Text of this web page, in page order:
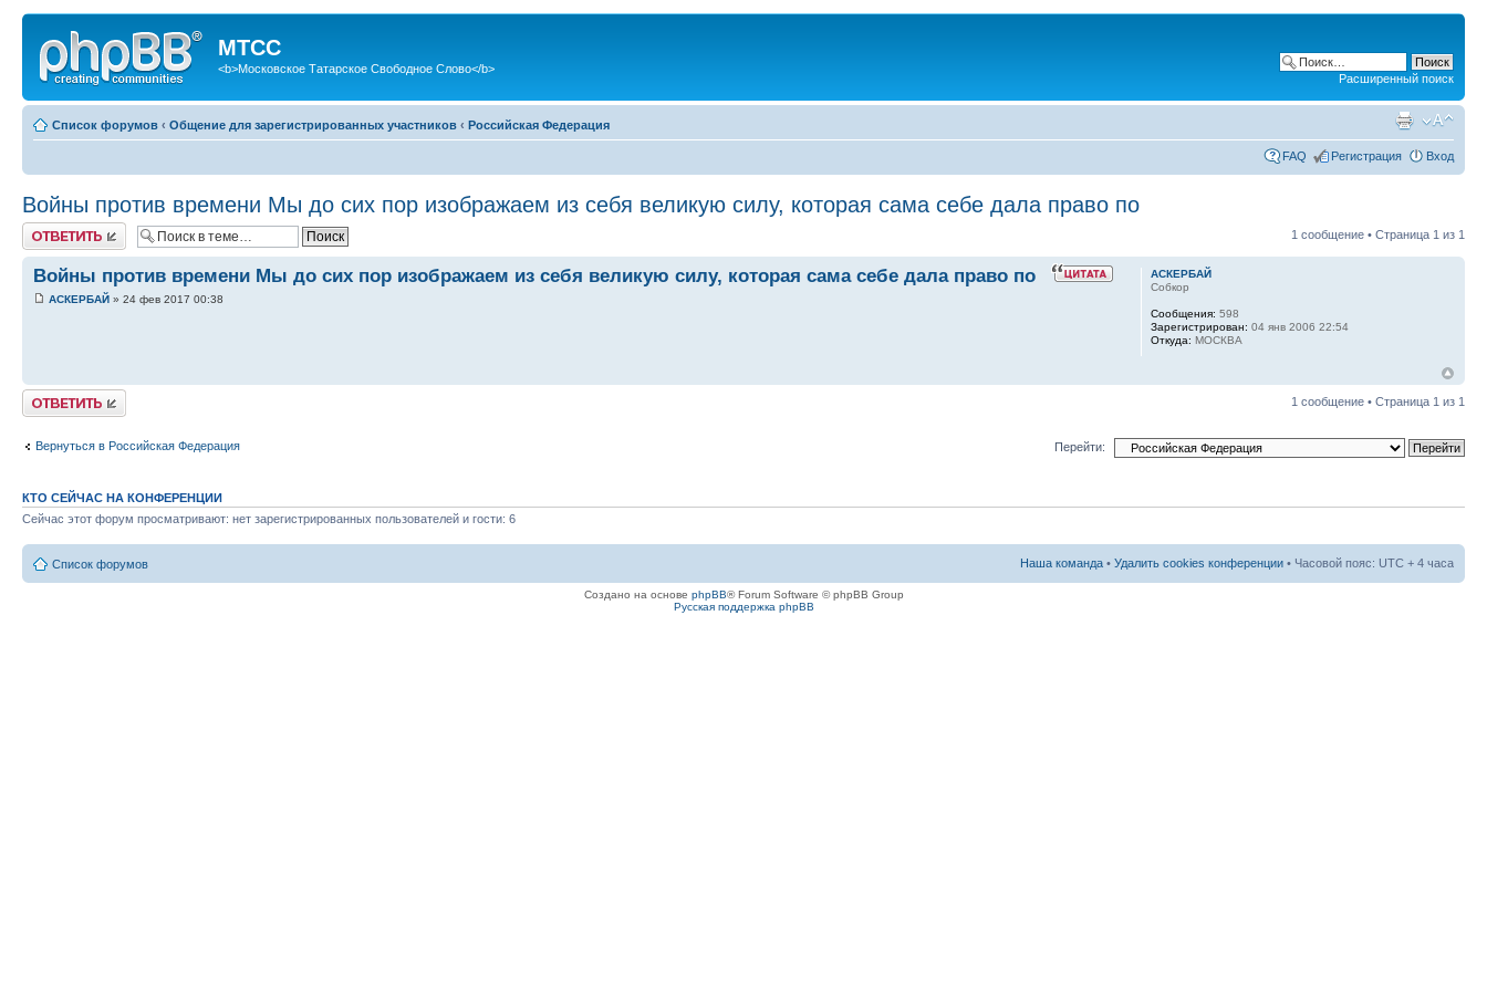
МТСС
<b>Московское Татарское Свободное Слово</b>
Расширенный поиск
Список форумов ‹ Общение для зарегистрированных участников ‹ Российская Федерация
FAQ Регистрация Вход
Войны против времени Мы до сих пор изображаем из себя великую силу, которая сама себе дала право по
Ответить 1 сообщение • Страница 1 из 1
Войны против времени Мы до сих пор изображаем из себя великую силу, которая сама себе дала право по
АСКЕРБАЙ » 24 фев 2017 00:38
АСКЕРБАЙ
Собкор
Сообщения: 598
Зарегистрирован: 04 янв 2006 22:54
Откуда: МОСКВА
Ответить 1 сообщение • Страница 1 из 1
Вернуться в Российская Федерация Перейти:
КТО СЕЙЧАС НА КОНФЕРЕНЦИИ
Сейчас этот форум просматривают: нет зарегистрированных пользователей и гости: 6
Список форумов Наша команда • Удалить cookies конференции • Часовой пояс: UTC + 4 часа
Создано на основе phpBB® Forum Software © phpBB Group
Русская поддержка phpBB